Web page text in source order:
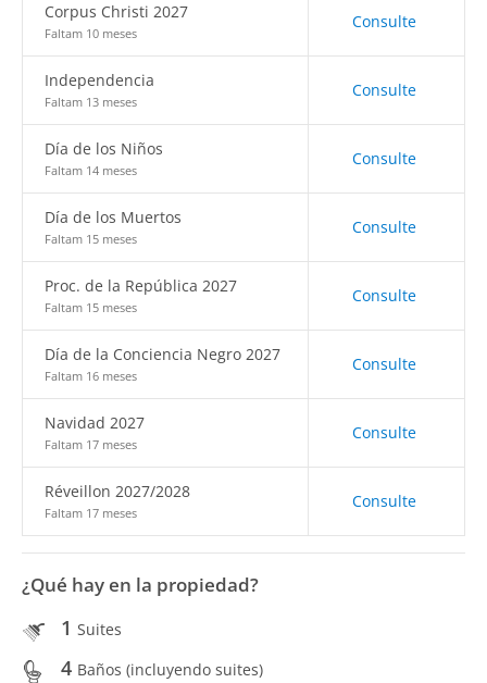
Corpus Christi 2027
Faltam 10 meses
Consulte
Independencia
Faltam 13 meses
Consulte
Día de los Niños
Faltam 14 meses
Consulte
Día de los Muertos
Faltam 15 meses
Consulte
Proc. de la República 2027
Faltam 15 meses
Consulte
Día de la Conciencia Negro 2027
Faltam 16 meses
Consulte
Navidad 2027
Faltam 17 meses
Consulte
Réveillon 2027/2028
Faltam 17 meses
Consulte
¿Qué hay en la propiedad?
1 Suites
4 Baños (incluyendo suites)